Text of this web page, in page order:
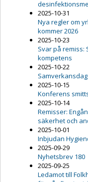
2025-10-31
Nya regler om
kommer 2026
2025-10-23
Svar på
kompetens
2025-10-22
2025-10-15
Konferens
2025-10-14
Remisser:
säkerhet och
2025-10-01
Inbjudan
2025-09-29
Nyhetsbrev 180
2025-09-25
Ledamot till